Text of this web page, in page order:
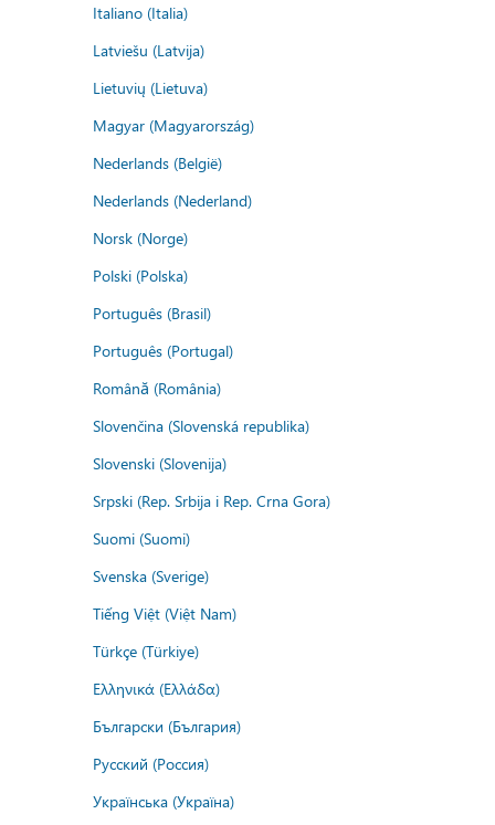
Italiano (Italia)
Latviešu (Latvija)
Lietuvių (Lietuva)
Magyar (Magyarország)
Nederlands (België)
Nederlands (Nederland)
Norsk (Norge)
Polski (Polska)
Português (Brasil)
Português (Portugal)
Română (România)
Slovenčina (Slovenská republika)
Slovenski (Slovenija)
Srpski (Rep. Srbija i Rep. Crna Gora)
Suomi (Suomi)
Svenska (Sverige)
Tiếng Việt (Việt Nam)
Türkçe (Türkiye)
Ελληνικά (Ελλάδα)
Български (България)
Русский (Россия)
Українська (Україна)